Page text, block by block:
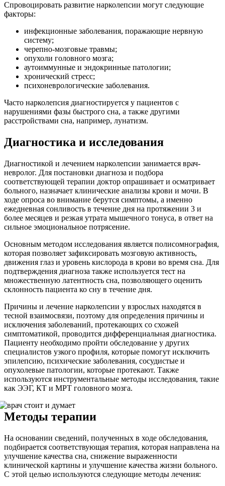
Спровоцировать развитие нарколепсии могут следующие
факторы:
инфекционные заболевания, поражающие нервную
систему;
черепно-мозговые травмы;
опухоли головного мозга;
аутоиммунные и эндокринные патологии;
хронический стресс;
психоневрологические заболевания.
Часто нарколепсия диагностируется у пациентов с
нарушениями фазы быстрого сна, а также другими
расстройствами сна, например, лунатизм.
Диагностика и исследования
Диагностикой и лечением нарколепсии занимается врач-
невролог. Для постановки диагноза и подбора
соответствующей терапии доктор опрашивает и осматривает
больного, назначает клинические анализы крови и мочи. В
ходе опроса во внимание берутся симптомы, а именно
ежедневная сонливость в течение дня на протяжении 3 и
более месяцев и резкая утрата мышечного тонуса, в ответ на
сильное эмоциональное потрясение.
Основным методом исследования является полисомнография,
которая позволяет зафиксировать мозговую активность,
движения глаз и уровень кислорода в крови во время сна. Для
подтверждения диагноза также используется тест на
множественную латентность сна, позволяющего оценить
склонность пациента ко сну в течение дня.
Причины и лечение нарколепсии у взрослых находятся в
тесной взаимосвязи, поэтому для определения причины и
исключения заболеваний, протекающих со схожей
симптоматикой, проводится дифференциальная диагностика.
Пациенту необходимо пройти обследование у других
специалистов узкого профиля, которые помогут исключить
эпилепсию, психические заболевания, сосудистые и
опухолевые патологии, которые протекают. Также
используются инструментальные методы исследования, такие
как ЭЭГ, КТ и МРТ головного мозга.
Методы терапии
На основании сведений, полученных в ходе обследования,
подбирается соответствующая терапия, которая направлена на
улучшение качества сна, снижение выраженности
клинической картины и улучшение качества жизни больного.
С этой целью используются следующие методы лечения: